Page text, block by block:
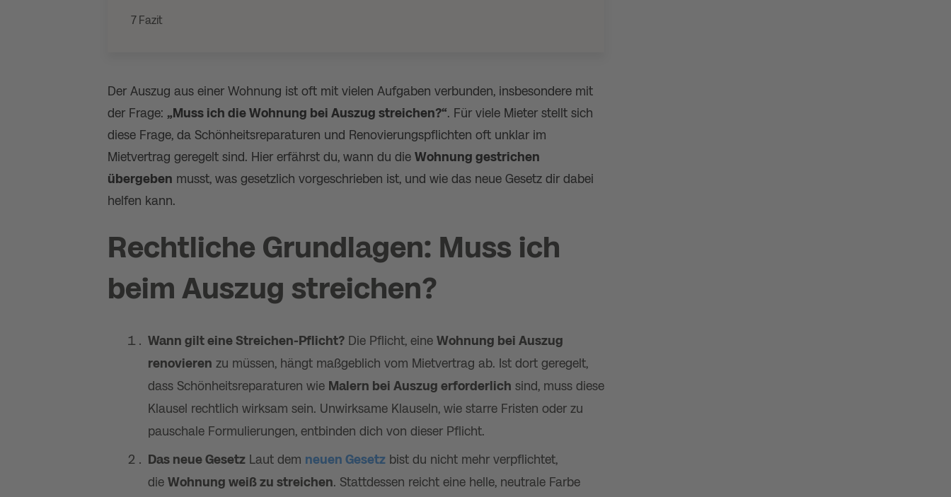
7 Fazit
Der Auszug aus einer Wohnung ist oft mit vielen Aufgaben verbunden, insbesondere mit
der Frage: „Muss ich die Wohnung bei Auszug streichen?“. Für viele Mieter stellt sich
diese Frage, da Schönheitsreparaturen und Renovierungspflichten oft unklar im
Mietvertrag geregelt sind. Hier erfährst du, wann du die Wohnung gestrichen
übergeben musst, was gesetzlich vorgeschrieben ist, und wie das neue Gesetz dir dabei
helfen kann.
Rechtliche Grundlagen: Muss ich
beim Auszug streichen?
Wann gilt eine Streichen-Pflicht? Die Pflicht, eine Wohnung bei Auszug
renovieren zu müssen, hängt maßgeblich vom Mietvertrag ab. Ist dort geregelt,
dass Schönheitsreparaturen wie Malern bei Auszug erforderlich sind, muss diese
Klausel rechtlich wirksam sein. Unwirksame Klauseln, wie starre Fristen oder zu
pauschale Formulierungen, entbinden dich von dieser Pflicht​​.
Das neue Gesetz Laut dem neuen Gesetz bist du nicht mehr verpflichtet,
die Wohnung weiß zu streichen. Stattdessen reicht eine helle, neutrale Farbe